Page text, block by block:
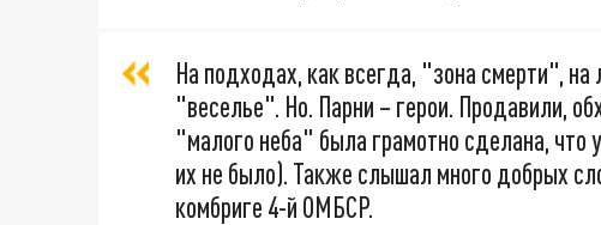
На подходах, как всегда, "зона смерти", на
"веселье". Но. Парни – герои. Продавили,
"малого неба" была грамотно сделана, что
их не было). Также слышал много добрых
комбриге 4-й ОМБСР.